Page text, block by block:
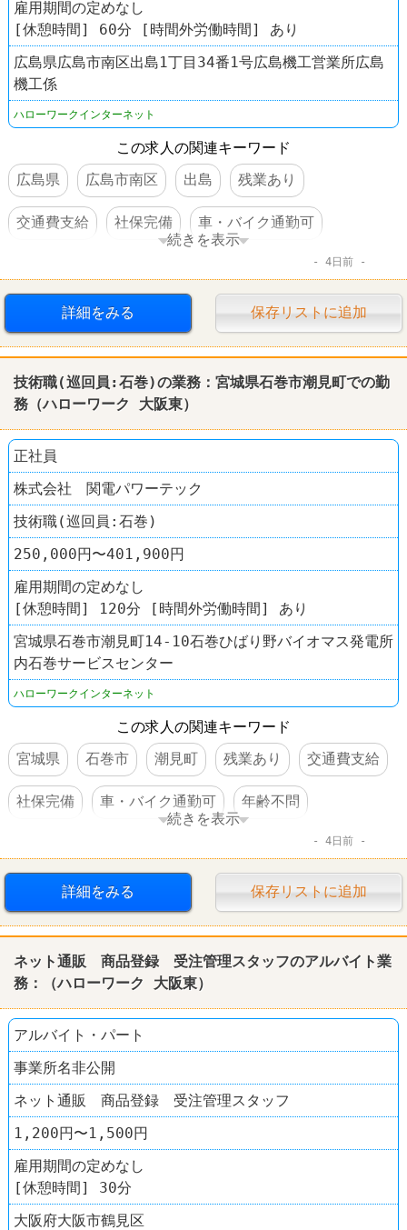
雇用期間の定めなし
[休憩時間] 60分 [時間外労働時間] あり
広島県広島市南区出島1丁目34番1号広島機工営業所広島
機工係
ハローワークインターネット
この求人の関連キーワード
広島県
広島市南区 出島 残業あり
交通費支給 社保完備 車・バイク通勤可
続きを表示
4日前
詳細をみる 保存リストに追加
技術職(巡回員:石巻)の業務：宮城県石巻市潮見町での勤
務（ハローワーク 大阪東）
正社員
株式会社 関電パワーテック
技術職(巡回員:石巻)
250,000円〜401,900円
雇用期間の定めなし
[休憩時間] 120分 [時間外労働時間] あり
宮城県石巻市潮見町14-10石巻ひばり野バイオマス発電所
内石巻サービスセンター
ハローワークインターネット
この求人の関連キーワード
宮城県
石巻市 潮見町 残業あり 交通費支給
社保完備 車・バイク通勤可 年齢不問
続きを表示
4日前
詳細をみる 保存リストに追加
ネット通販 商品登録 受注管理スタッフのアルバイト業
務：（ハローワーク 大阪東）
アルバイト・パート
事業所名非公開
ネット通販 商品登録 受注管理スタッフ
1,200円〜1,500円
雇用期間の定めなし
[休憩時間] 30分
大阪府大阪市鶴見区